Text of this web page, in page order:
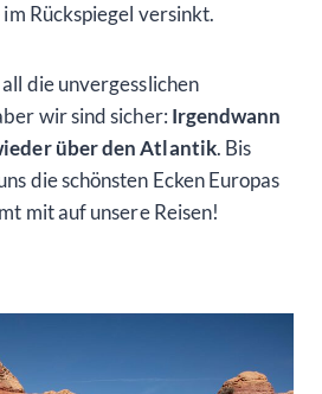
Rückspiegel versinkt.
die unvergesslichen
wir sind sicher: Irgendwann
über den Atlantik. Bis
die schönsten Ecken Europas
mit auf unsere Reisen!